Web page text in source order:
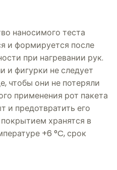
наносимого теста
и формируется после
при нагревании рук.
и фигурки не следует
чтобы они не потеряли
применения рот пакета
и предотвратить его
хранятся в
+6 °C, срок